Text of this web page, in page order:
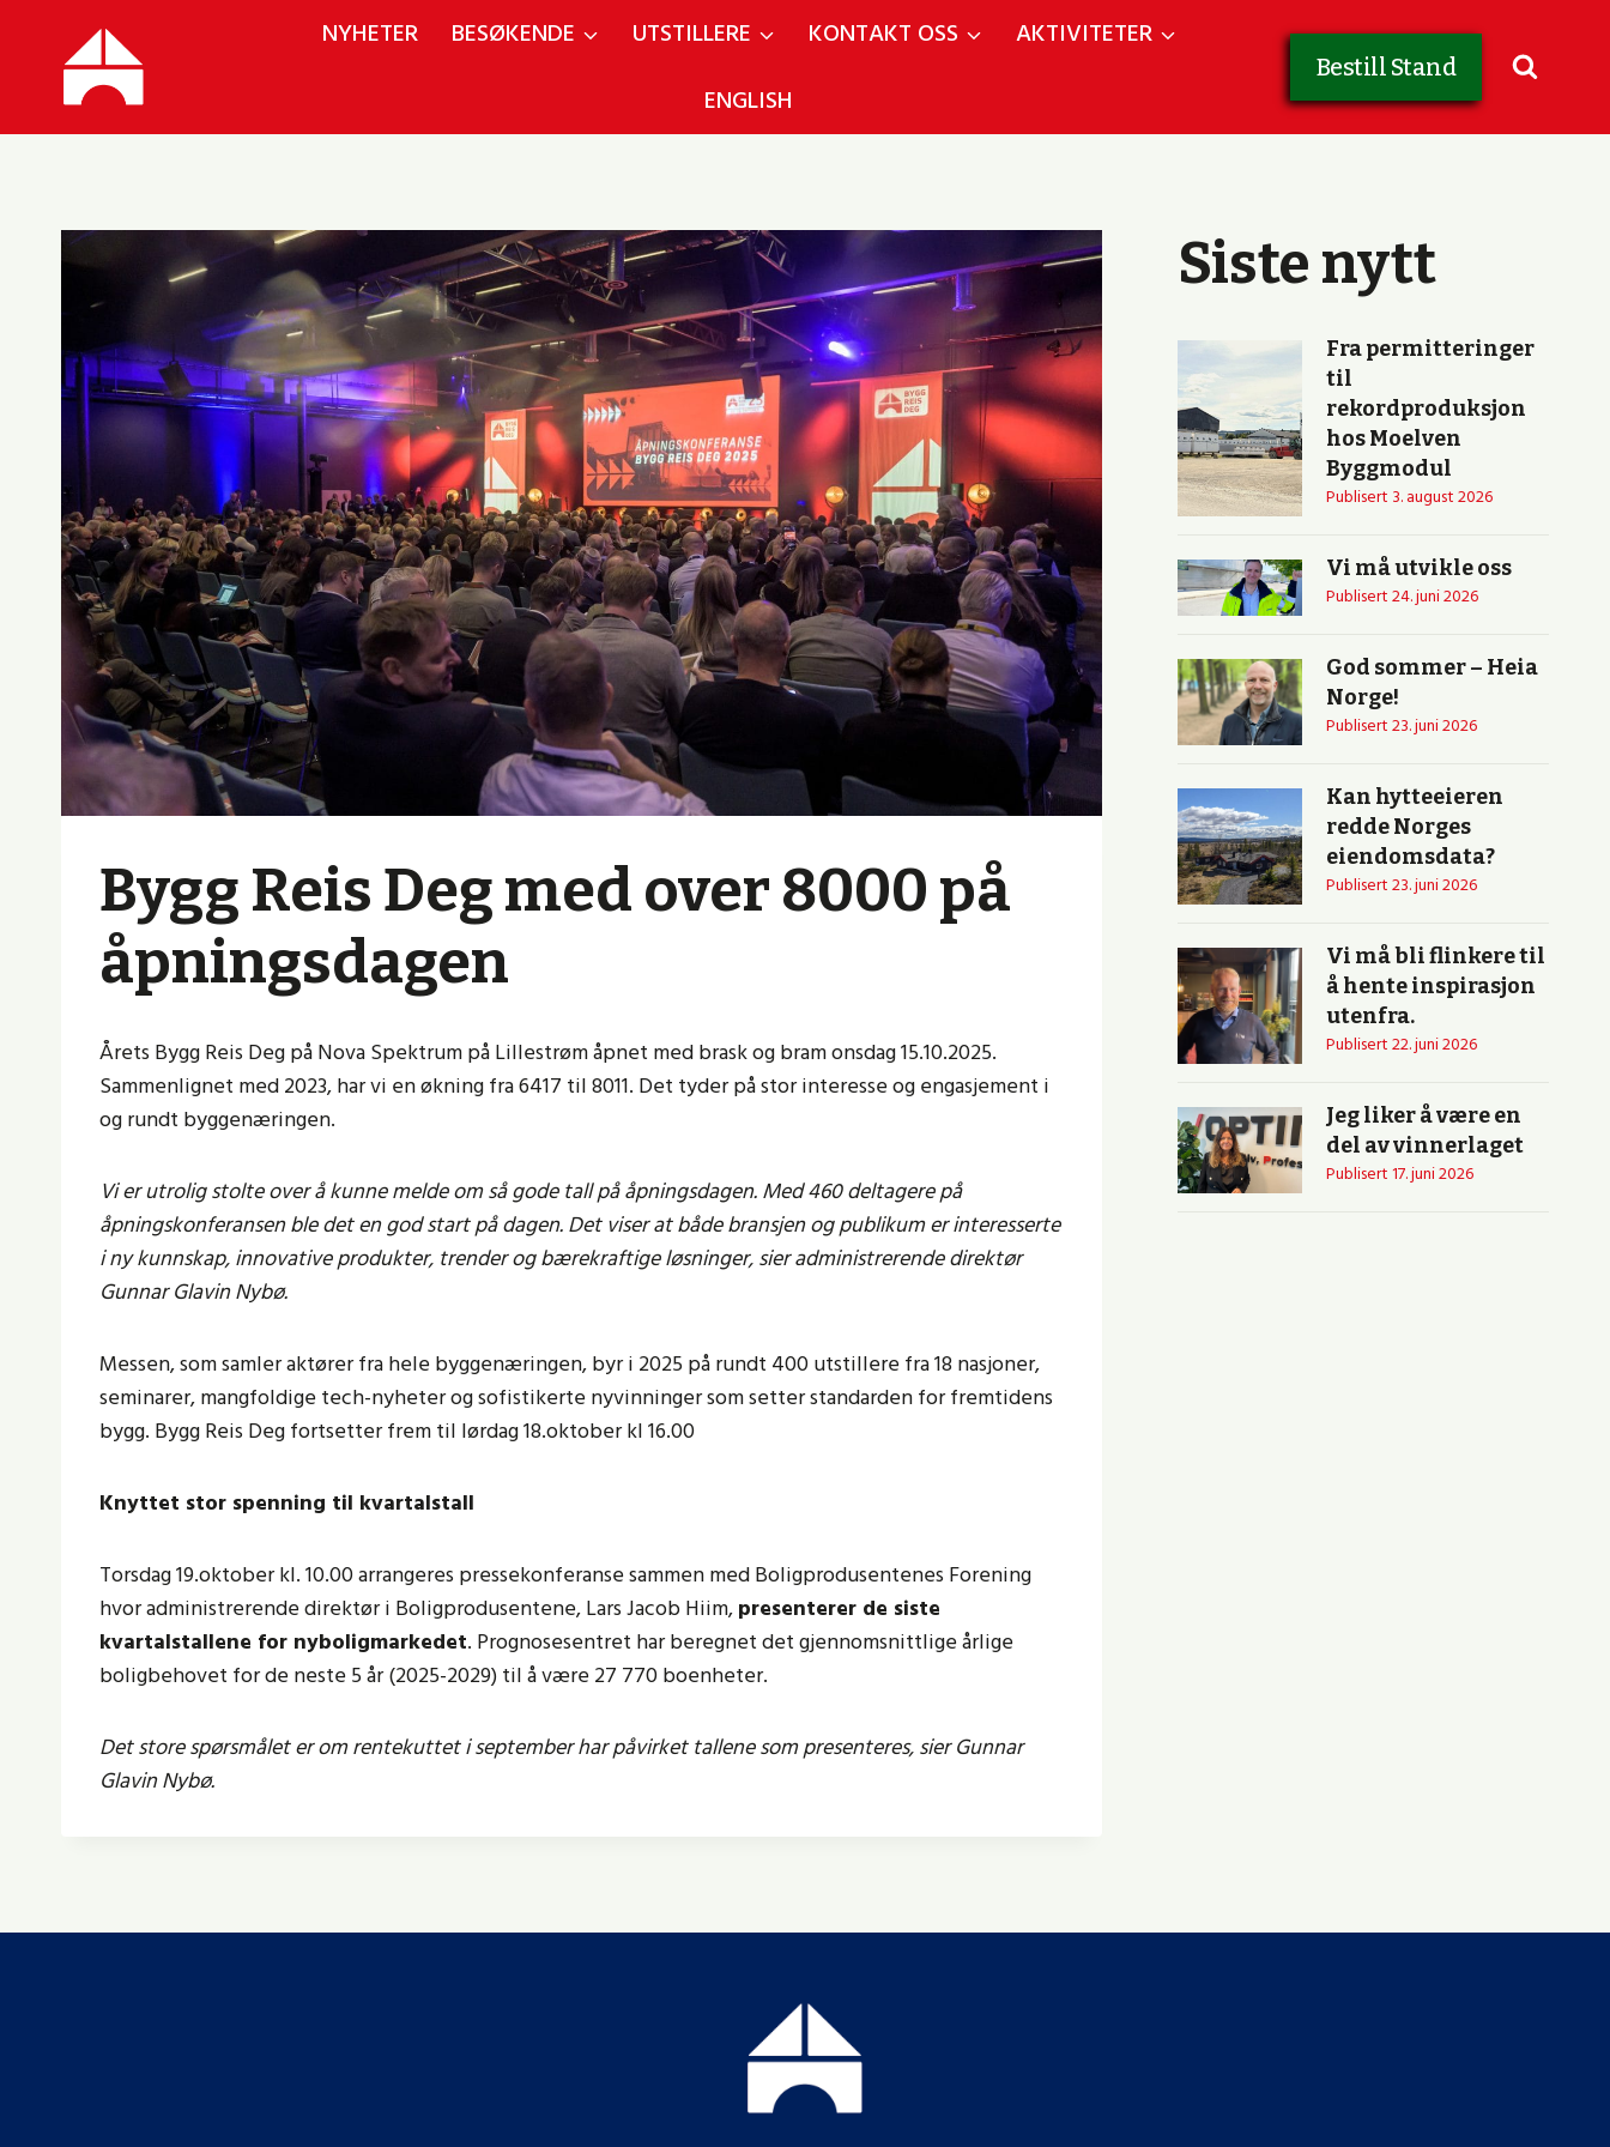
content
NYHETER BESØKENDE UTSTILLERE KONTAKT OSS
AKTIVITETER
ENGLISH
Bestill Stand
Bygg Reis Deg med over 8000 på
åpningsdagen
Årets Bygg Reis Deg på Nova Spektrum på Lillestrøm åpnet med brask og bram onsdag 15.10.2025.
Sammenlignet med 2023, har vi en økning fra 6417 til 8011. Det tyder på stor interesse og engasjement i
og rundt byggenæringen.
Vi er utrolig stolte over å kunne melde om så gode tall på åpningsdagen. Med 460 deltagere på
åpningskonferansen ble det en god start på dagen. Det viser at både bransjen og publikum er interesserte
i ny kunnskap, innovative produkter, trender og bærekraftige løsninger, sier administrerende direktør
Gunnar Glavin Nybø.
Messen, som samler aktører fra hele byggenæringen, byr i 2025 på rundt 400 utstillere fra 18 nasjoner,
seminarer, mangfoldige tech-nyheter og sofistikerte nyvinninger som setter standarden for fremtidens
bygg. Bygg Reis Deg fortsetter frem til lørdag 18.oktober kl 16.00
Knyttet stor spenning til kvartalstall
Torsdag 19.oktober kl. 10.00 arrangeres pressekonferanse sammen med Boligprodusentenes Forening
hvor administrerende direktør i Boligprodusentene, Lars Jacob Hiim,presenterer de siste
kvartalstallene for nyboligmarkedet. Prognosesentret har beregnet det gjennomsnittlige årlige
boligbehovet for de neste 5 år (2025-2029) til å være 27 770 boenheter.
Det store spørsmålet er om rentekuttet i september har påvirket tallene som presenteres, sier Gunnar
Glavin Nybø.
Siste nytt
Fra permitteringer
til
rekordproduksjon
hos Moelven
Byggmodul
Publisert 3. august 2026
Vi må utvikle oss
Publisert24. juni 2026
God sommer – Heia
Norge!
Publisert23. juni 2026
Kan hytteeieren
redde Norges
eiendomsdata?
Publisert23. juni 2026
Vi må bli flinkere til
å hente inspirasjon
utenfra.
Publisert22. juni 2026
Jeg liker å være en
del av vinnerlaget
Publisert17. juni 2026